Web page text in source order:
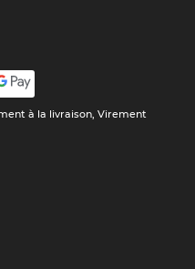
à la livraison, Virement